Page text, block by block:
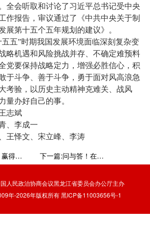
全会听取和讨论了习近平总书记受中央
作报告，审议通过了《中共中央关于制
展第十五个五年规划的建议》。
五”时期我国发展环境面临深刻复杂变
略机遇和风险挑战并存、不确定难预料
党要保持战略定力，增强必胜信心，积
于斗争、善于斗争，勇于面对风高浪急
考验，以历史主动精神克难关、战风
量办好自己的事。
志斌
、李成一
王怿文、宋立峰、李涛
增强必胜信心 赢得战略主动——党的二十届四中全会锚定中国式现代化发展新目标 下一篇:问与答！在四中全会公报中看见与你相关的未来
人民政治协商会议黑龙江省委员会办公厅主办
年-2026年版权所有黑ICP备11003656号-1